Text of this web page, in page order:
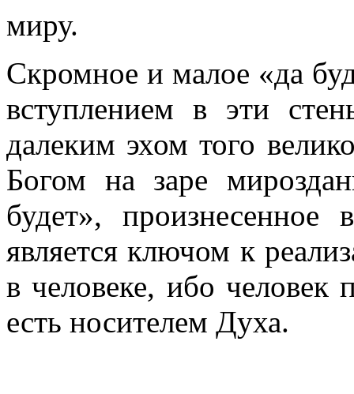
миру.
Скромное и малое «да
вступлением в эти
далеким эхом того
Богом на заре
будет»,
является ключом к
в человеке, ибо человек
есть носителем Духа.